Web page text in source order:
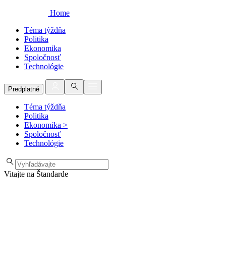
Home
Téma týždňa
Politika
Ekonomika
Spoločnosť
Technológie
Predplatné
Téma týždňa
Politika
Ekonomika >
Spoločnosť
Technológie
Vitajte na Štandarde